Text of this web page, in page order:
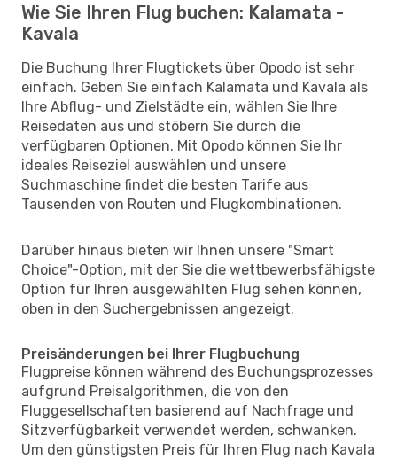
Wie Sie Ihren Flug buchen: Kalamata -
Kavala
Die Buchung Ihrer Flugtickets über Opodo ist sehr
einfach. Geben Sie einfach Kalamata und Kavala als
Ihre Abflug- und Zielstädte ein, wählen Sie Ihre
Reisedaten aus und stöbern Sie durch die
verfügbaren Optionen. Mit Opodo können Sie Ihr
ideales Reiseziel auswählen und unsere
Suchmaschine findet die besten Tarife aus
Tausenden von Routen und Flugkombinationen.
Darüber hinaus bieten wir Ihnen unsere "Smart
Choice"-Option, mit der Sie die wettbewerbsfähigste
Option für Ihren ausgewählten Flug sehen können,
oben in den Suchergebnissen angezeigt.
Preisänderungen bei Ihrer Flugbuchung
Flugpreise können während des Buchungsprozesses
aufgrund Preisalgorithmen, die von den
Fluggesellschaften basierend auf Nachfrage und
Sitzverfügbarkeit verwendet werden, schwanken.
Um den günstigsten Preis für Ihren Flug nach Kavala